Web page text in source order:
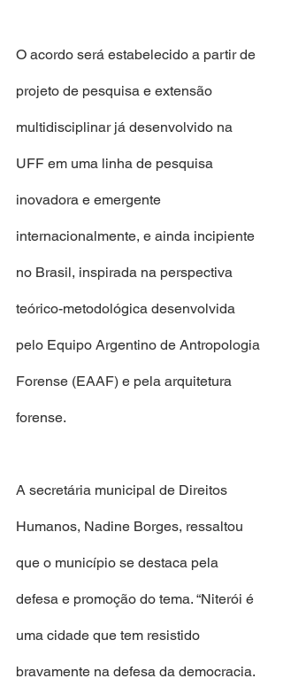
O acordo será estabelecido a partir de
projeto de pesquisa e extensão
multidisciplinar já desenvolvido na
UFF em uma linha de pesquisa
inovadora e emergente
internacionalmente, e ainda incipiente
no Brasil, inspirada na perspectiva
teórico-metodológica desenvolvida
pelo Equipo Argentino de Antropologia
Forense (EAAF) e pela arquitetura
forense.
A secretária municipal de Direitos
Humanos, Nadine Borges, ressaltou
que o município se destaca pela
defesa e promoção do tema. “Niterói é
uma cidade que tem resistido
bravamente na defesa da democracia.